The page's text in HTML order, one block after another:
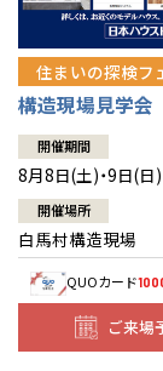
住まいの探検フ
構造現場見学会
開催期間
8月8日(土)・9日(日)
開催場所
白馬村構造現場
QUOカード
ご来場